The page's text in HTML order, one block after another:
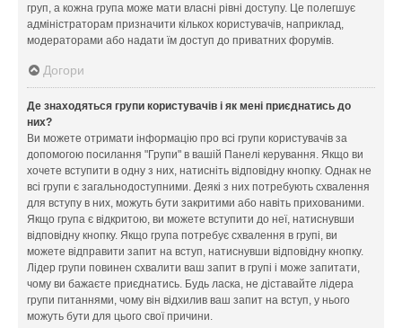
груп, а кожна група може мати власні рівні доступу. Це полегшує
адміністраторам призначити кількох користувачів, наприклад,
модераторами або надати їм доступ до приватних форумів.
Догори
Де знаходяться групи користувачів і як мені приєднатись до
них?
Ви можете отримати інформацію про всі групи користувачів за
допомогою посилання "Групи" в вашій Панелі керування. Якщо ви
хочете вступити в одну з них, натисніть відповідну кнопку. Однак не
всі групи є загальнодоступними. Деякі з них потребують схвалення
для вступу в них, можуть бути закритими або навіть прихованими.
Якщо група є відкритою, ви можете вступити до неї, натиснувши
відповідну кнопку. Якщо група потребує схвалення в групі, ви
можете відправити запит на вступ, натиснувши відповідну кнопку.
Лідер групи повинен схвалити ваш запит в групі і може запитати,
чому ви бажаєте приєднатись. Будь ласка, не діставайте лідера
групи питаннями, чому він відхилив ваш запит на вступ, у нього
можуть бути для цього свої причини.